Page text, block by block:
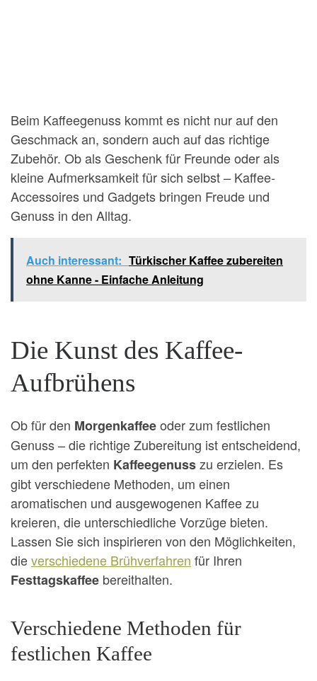
Beim Kaffeegenuss kommt es nicht nur auf den
Geschmack an, sondern auch auf das richtige
Zubehör. Ob als Geschenk für Freunde oder als
kleine Aufmerksamkeit für sich selbst – Kaffee-
Accessoires und Gadgets bringen Freude und
Genuss in den Alltag.
Auch interessant: Türkischer Kaffee zubereiten
ohne Kanne - Einfache Anleitung
Die Kunst des Kaffee-
Aufbrühens
Ob für den Morgenkaffeeoder zum festlichen
Genuss – die richtige Zubereitung ist entscheidend,
um den perfekten Kaffeegenusszu erzielen. Es
gibt verschiedene Methoden, um einen
aromatischen und ausgewogenen Kaffee zu
kreieren, die unterschiedliche Vorzüge bieten.
Lassen Sie sich inspirieren von den Möglichkeiten,
dieverschiedene Brühverfahren für Ihren
Festtagskaffee bereithalten.
Verschiedene Methoden für
festlichen Kaffee